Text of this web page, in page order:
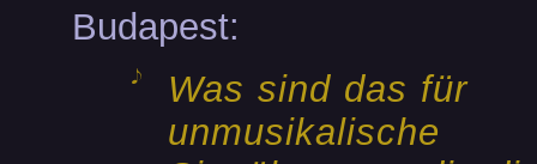
Budapest:
Was sind das für
unmusikalische